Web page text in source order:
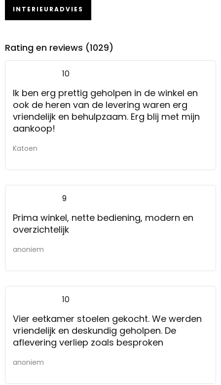
INTERIEURADVIES
Rating en reviews (1029)
10
Ik ben erg prettig geholpen in de winkel en
ook de heren van de levering waren erg
vriendelijk en behulpzaam. Erg blij met mijn
aankoop!
Katoen
9
Prima winkel, nette bediening, modern en
overzichtelijk
anoniem
10
Vier eetkamer stoelen gekocht. We werden
vriendelijk en deskundig geholpen. De
aflevering verliep zoals besproken
anoniem